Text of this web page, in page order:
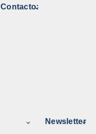
Contacto:
Newsletter